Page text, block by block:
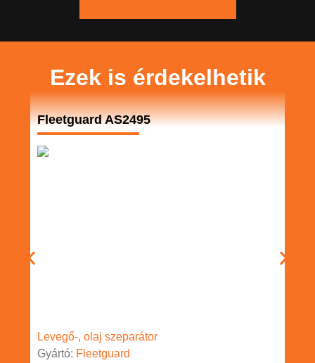
Ezek is érdekelhetik
Fleetguard AS2495
Levegő-, olaj szeparátor
Gyártó: Fleetguard